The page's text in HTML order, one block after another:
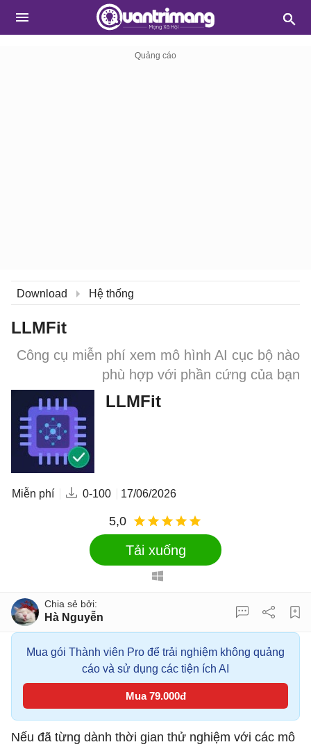
Download Hệ thống
LLMFit
Công cụ miễn phí xem mô hình AI cục bộ nào
phù hợp với phần cứng của bạn
LLMFit
Miễn phí 0-100 17/06/2026
5,0
Tải xuống
Hà Nguyễn
Mua gói Thành viên Pro để trải nghiệm không quảng
cáo và sử dụng các tiện ích AI
Mua 79.000đ
Nếu đã từng dành thời gian thử nghiệm với các mô